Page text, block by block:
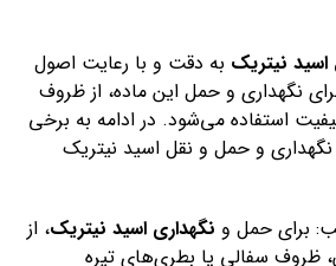
نیتریک به دقت و با رعایت اصول
نگهداری و حمل این ماده، از ظروف
استفاده می‌شود. در ادامه به برخی
و حمل و نقل اسید نیتریک
نگهداری اسید نیتریک، از
ظروف سفالی یا بطری‌های تیره